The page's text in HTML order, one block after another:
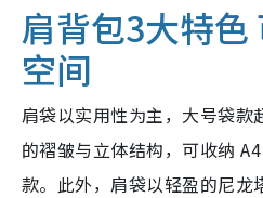
肩背包3大特色
空间
肩袋以实用性为主，大号袋款
的褶皱与立体结构，可收纳
款。此外，肩袋以轻盈的尼龙